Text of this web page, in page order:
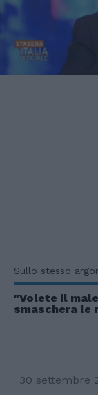
Sullo stesso
"Volete il
smaschera le
30 settembre